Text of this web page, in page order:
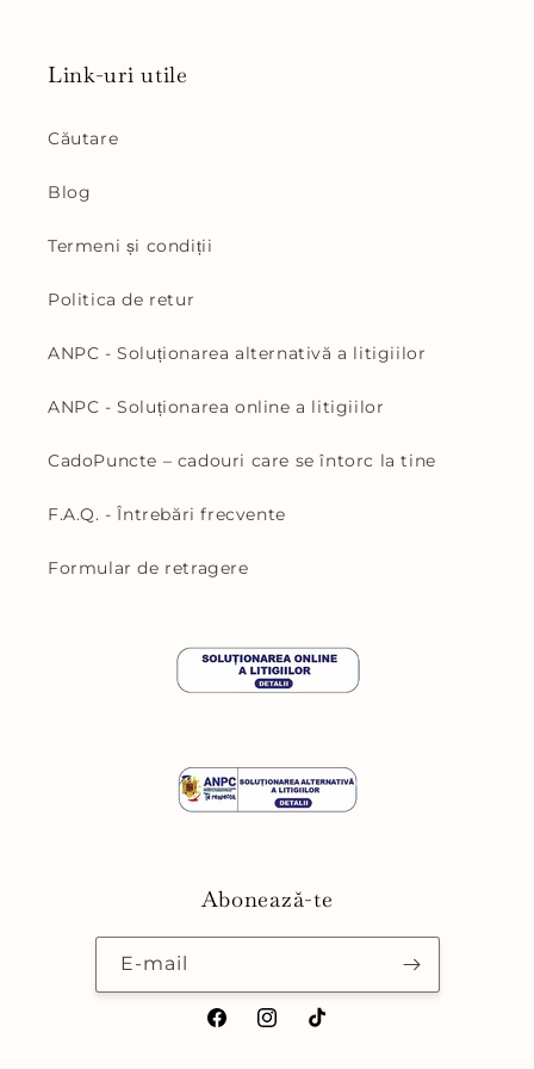
Link-uri utile
Căutare
Blog
Termeni și condiții
Politica de retur
ANPC - Soluționarea alternativă a litigiilor
ANPC - Soluționarea online a litigiilor
CadoPuncte – cadouri care se întorc la tine
F.A.Q. - Întrebări frecvente
Formular de retragere
Abonează-te
E-mail
FacebookInstagram
TikTok